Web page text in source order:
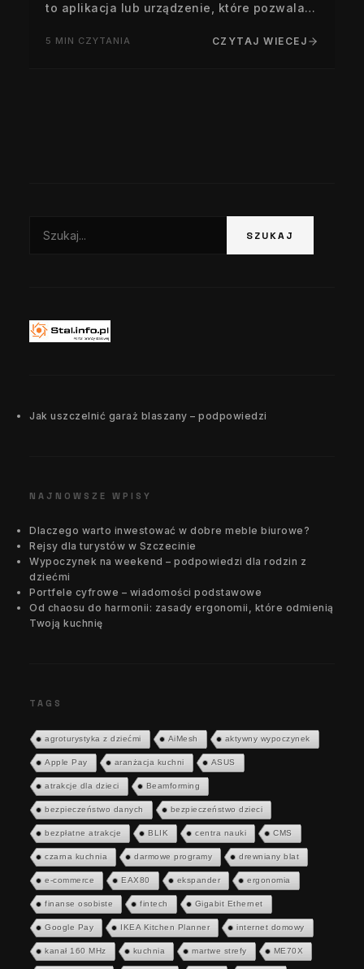
to aplikacja lub urządzenie, które pozwala
finansowymi w formie elektronicznej.
5 MIN CZYTANIA CZYTAJ WIECEJ
SZUKAJ
Jak uszczelnić garaż blaszany – podpowiedzi
NAJNOWSZE WPISY
Dlaczego warto inwestować w dobre meble biurowe?
Rejsy dla turystów w Szczecinie
Wypoczynek na weekend – podpowiedzi dla rodzin z
dziećmi
Portfele cyfrowe – wiadomości podstawowe
Od chaosu do harmonii: zasady ergonomii, które odmienią
Twoją kuchnię
TAGS
agroturystyka z dziećmi AiMesh aktywny wypoczynek
Apple Pay aranżacja kuchni ASUS
atrakcje dla dzieci Beamforming
bezpieczeństwo danych bezpieczeństwo dzieci
bezpłatne atrakcje BLIK centra nauki CMS
czarna kuchnia darmowe programy drewniany blat
e-commerce EAX80 ekspander ergonomia
finanse osobiste fintech Gigabit Ethernet
Google Pay IKEA Kitchen Planner internet domowy
kanał 160 MHz kuchnia martwe strefy ME70X